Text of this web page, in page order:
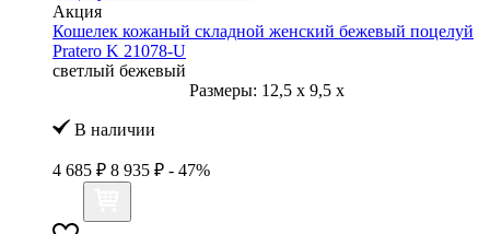
Акция
Кошелек кожаный складной женский бежевый поцелуй
Pratero K 21078-U
светлый бежевый
Размеры: 12,5 x 9,5 x
В наличии
4 685 ₽ 8 935 ₽ - 47%